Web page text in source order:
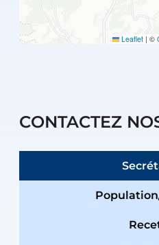
Leaflet | ©
CONTACTEZ